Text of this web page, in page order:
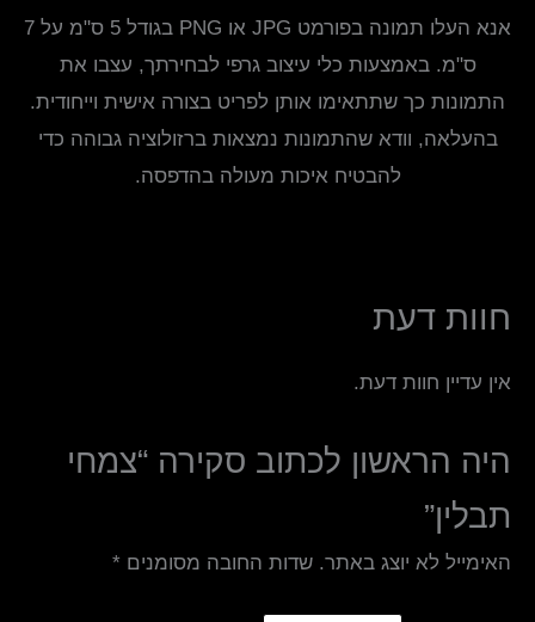
אנא העלו תמונה בפורמט JPG או PNG בגודל 5 ס"מ על 7
ס"מ. באמצעות כלי עיצוב גרפי לבחירתך, עצבו את
התמונות כך שתתאימו אותן לפריט בצורה אישית וייחודית.
בהעלאה, וודא שהתמונות נמצאות ברזולוציה גבוהה כדי
להבטיח איכות מעולה בהדפסה.
חוות דעת
אין עדיין חוות דעת.
היה הראשון לכתוב סקירה “צמחי
תבלין”
האימייל לא יוצג באתר. שדות החובה מסומנים *